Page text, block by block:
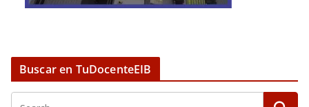
Buscar en TuDocenteEIB